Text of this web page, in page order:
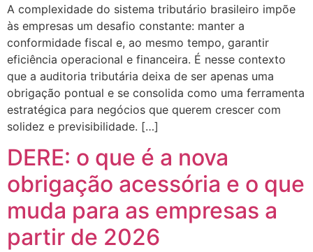
A complexidade do sistema tributário brasileiro impõe
às empresas um desafio constante: manter a
conformidade fiscal e, ao mesmo tempo, garantir
eficiência operacional e financeira. É nesse contexto
que a auditoria tributária deixa de ser apenas uma
obrigação pontual e se consolida como uma ferramenta
estratégica para negócios que querem crescer com
solidez e previsibilidade. […]
DERE: o que é a nova
obrigação acessória e o que
muda para as empresas a
partir de 2026